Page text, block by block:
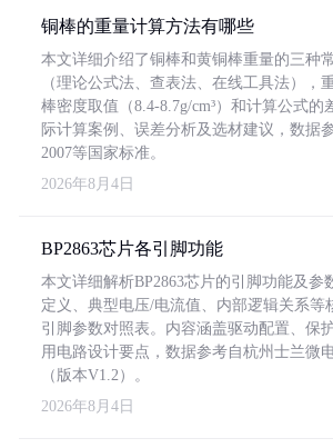
铜棒的重量计算方法有哪些
本文详细介绍了铜棒和黄铜棒重量的三种
（理论公式法、查表法、在线工具法），
棒密度取值（8.4-8.7g/cm³）和计算公式的
际计算案例、误差分析及选材建议，数据
2007等国家标准。
2026年8月4日
BP2863芯片各引脚功能
本文详细解析BP2863芯片的引脚功能及参
定义、典型电压/电流值、内部逻辑关系等
引脚参数对照表。内容涵盖驱动配置、保
用电路设计要点，数据参考自杭州士兰微
（版本V1.2）。
2026年8月4日